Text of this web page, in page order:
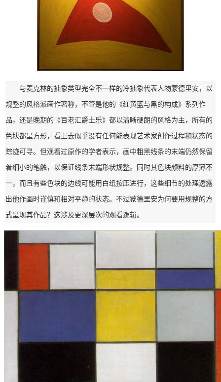
与麦克林的抽象类型完全不一样的冷抽象代表人物蒙德里安，以
规整的风格派画作著称，不管是他的《红黄蓝与黑的构成》系列作
品，还是晚期的《百老汇爵士乐》都以清晰硬朗的风格为主，所有的
色块都呈方形，看上去似乎没有任何能表现艺术家创作过程和状态的
踪迹可寻。但观看过原作的学者表示，画中粗黑线条的末端仍然保留
着细小的笔触，以保证线条末端形状规整。同时其色块颜料的厚薄不
一，而且有些色块的边线可能用白纸按压进行，这些细节的处理透露
出他作画时谨慎和相对平静的状态。不过蒙德里安为何要用规整的方
式呈现其作品？这涉及更深层次的观看逻辑。